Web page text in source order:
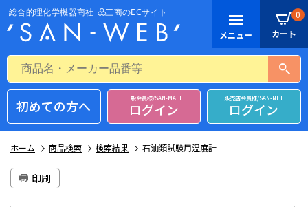
0
初めての方へ 一般会員様/SAN-MALL
ログイン
販売店会員様/SAN-NET
ログイン
ホーム 商品検索 検索結果 石油類試験用温度計
印刷